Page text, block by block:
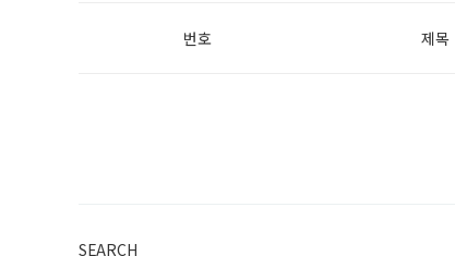
번호 제목
SEARCH